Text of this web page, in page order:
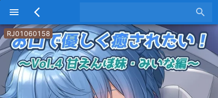
menu arrow_back_ios search
RJ01060158